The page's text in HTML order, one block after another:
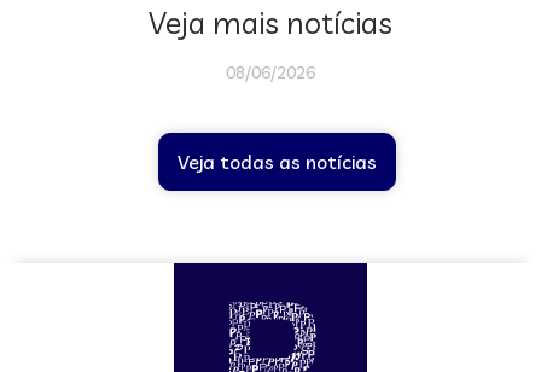
Veja mais notícias
08/06/2026
Veja todas as notícias